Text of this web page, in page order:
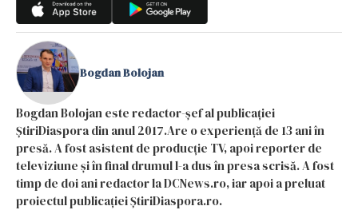
Bogdan Bolojan
Bogdan Bolojan este redactor-șef al publicației
ȘtiriDiaspora din anul 2017.Are o experiență de 13 ani în
presă. A fost asistent de producție TV, apoi reporter de
televiziune și în final drumul l-a dus în presa scrisă. A fost
timp de doi ani redactor la DCNews.ro, iar apoi a preluat
proiectul publicației ȘtiriDiaspora.ro.